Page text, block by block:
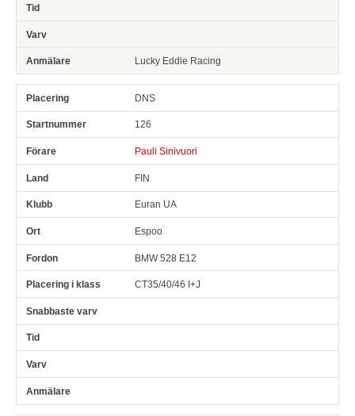
Lucky Eddie Racing
DNS
126
Pauli Sinivuori
FIN
Euran UA
Espoo
BMW 528 E12
CT35/40/46 I+J